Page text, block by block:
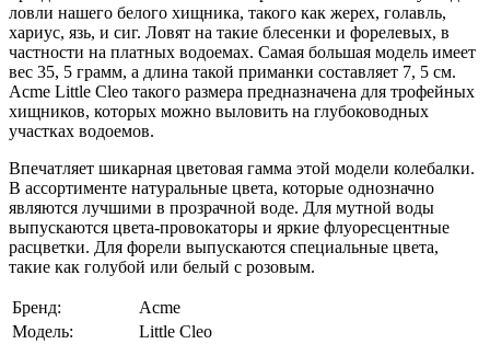
ловли нашего белого хищника, такого как жерех, голавль,
хариус, язь, и сиг. Ловят на такие блесенки и форелевых, в
частности на платных водоемах. Самая большая модель имеет
вес 35, 5 грамм, а длина такой приманки составляет 7, 5 см.
Acme Little Cleo такого размера предназначена для трофейных
хищников, которых можно выловить на глубоководных
участках водоемов.
Впечатляет шикарная цветовая гамма этой модели колебалки.
В ассортименте натуральные цвета, которые однозначно
являются лучшими в прозрачной воде. Для мутной воды
выпускаются цвета-провокаторы и яркие флуоресцентные
расцветки. Для форели выпускаются специальные цвета,
такие как голубой или белый с розовым.
Бренд:
Acme
Модель:
Little Cleo